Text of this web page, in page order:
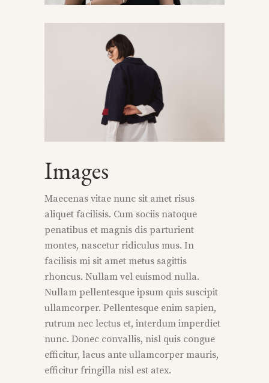
Images
Maecenas vitae nunc sit amet risus
aliquet facilisis. Cum sociis natoque
penatibus et magnis dis parturient
montes, nascetur ridiculus mus. In
facilisis mi sit amet metus sagittis
rhoncus. Nullam vel euismod nulla.
Nullam pellentesque ipsum quis suscipit
ullamcorper. Pellentesque enim sapien,
rutrum nec lectus et, interdum imperdiet
nunc. Donec convallis, nisl quis congue
efficitur, lacus ante ullamcorper mauris,
efficitur fringilla nisl est atex.